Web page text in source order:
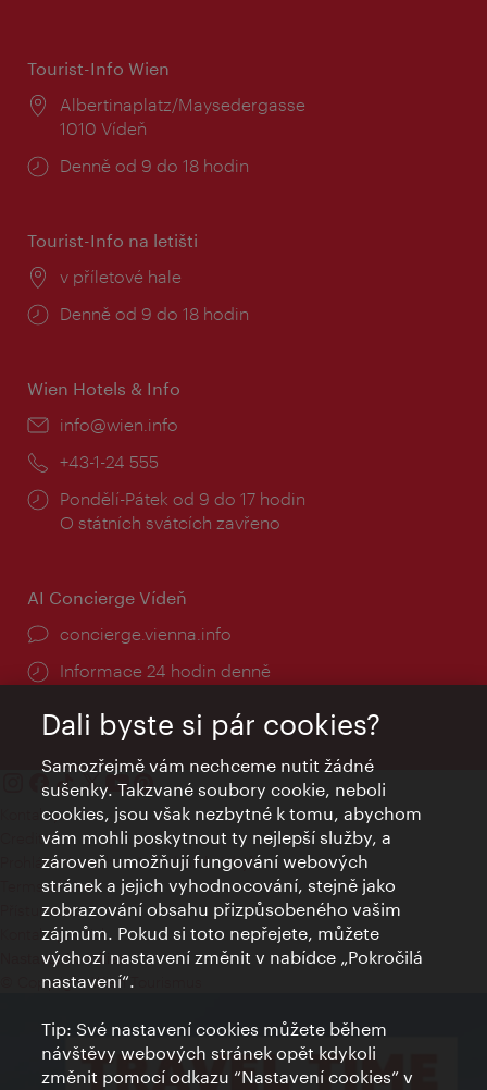
Tourist-Info Wien
Místo:
Albertinaplatz/Maysedergasse
1010 Vídeň
Provozní
Denně od 9 do 18 hodin
Tourist-Info na letišti
Místo:
v příletové hale
Provozní
Denně od 9 do 18 hodin
Wien Hotels & Info
E-
info@wien.info
Telefon:
+43-1-24 555
Provozní
doba:
Pondělí-Pátek od 9 do 17 hodin
O státních svátcích zavřeno
AI Concierge Vídeň
concierge.vienna.info
Informace 24 hodin denně
Kontakty
Credits
Prohlášení o ochraně osobních údajů
Terms of Use
Přístupnost
Kontakt pro tisk
Nastavení cookies
© Copyright Wien Tourismus
Dali byste si pár cookies?
Samozřejmě vám nechceme nutit žádné
sušenky. Takzvané soubory cookie, neboli
cookies, jsou však nezbytné k tomu, abychom
vám mohli poskytnout ty nejlepší služby, a
zároveň umožňují fungování webových
stránek a jejich vyhodnocování, stejně jako
zobrazování obsahu přizpůsobeného vašim
zájmům. Pokud si toto nepřejete, můžete
výchozí nastavení změnit v nabídce „Pokročilá
nastavení“.
Tip: Své nastavení cookies můžete během
návštěvy webových stránek opět kdykoli
změnit pomocí odkazu “Nastavení cookies” v